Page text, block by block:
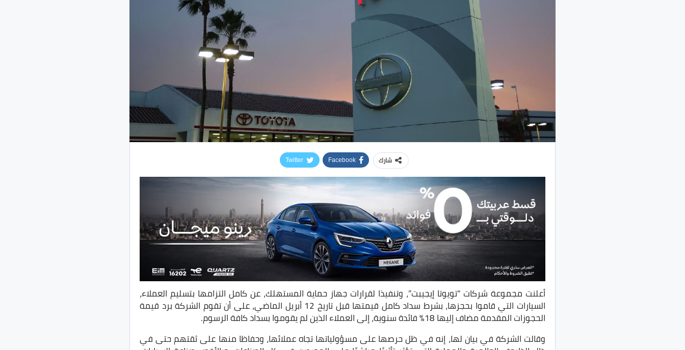
شارك Facebook
Twitter
أعلنت مجموعة شركات “تويوتا إيجيبت”، وتنفيذا لقرارات جهاز حماية المستهلك، عن كامل التزامها بتسليم العملاء،
السيارات التي قاموا بحجزها، بشرط سداد كامل قيمتها قبل تاريخ 12 أبريل الماضي، على أن تقوم الشركة برد قيمة
الحجوزات المقدمة مضاف إليها 18% فائدة سنوية، إلى العملاء الذين لم يقوموا بسداد كافة الرسوم.
وقالت الشركة في بيان لها، إنه في ظل حرصها على مسؤولياتها تجاه عملائها، وحفاظا منها على ثقتهم حتى في